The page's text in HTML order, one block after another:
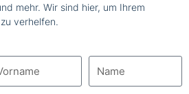
mehr. Wir sind hier, um Ihrem
verhelfen.